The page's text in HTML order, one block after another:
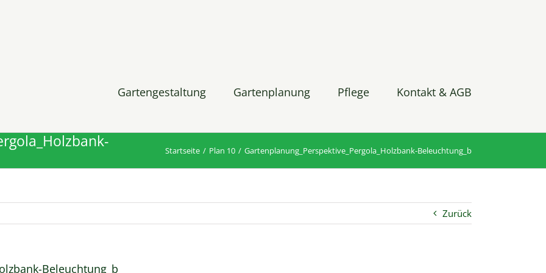
Gartengestaltung Gartenplanung Pflege Kontakt & AGB
Startseite Plan 10 Gartenplanung_Perspektive_Pergola_Holzbank-Beleuchtung_b
Zurück
Beleuchtung_b